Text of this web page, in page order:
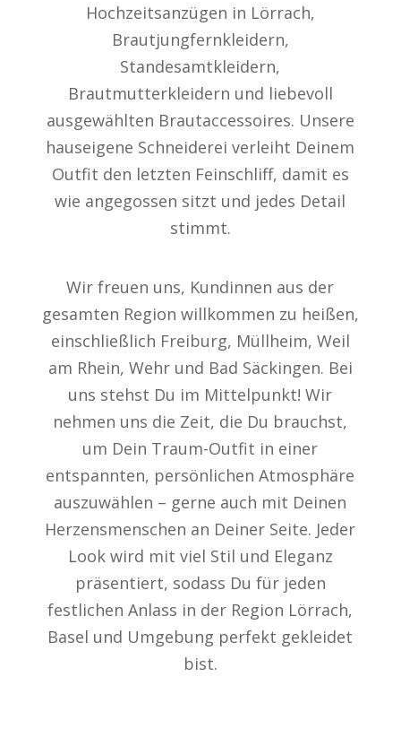
Hochzeitsanzügen in Lörrach,
Brautjungfernkleidern,
Standesamtkleidern,
Brautmutterkleidern und liebevoll
ausgewählten Brautaccessoires. Unsere
hauseigene Schneiderei verleiht Deinem
Outfit den letzten Feinschliff, damit es
wie angegossen sitzt und jedes Detail
stimmt.
Wir freuen uns, Kundinnen aus der
gesamten Region willkommen zu heißen,
einschließlich Freiburg, Müllheim, Weil
am Rhein, Wehr und Bad Säckingen. Bei
uns stehst Du im Mittelpunkt! Wir
nehmen uns die Zeit, die Du brauchst,
um Dein Traum-Outfit in einer
entspannten, persönlichen Atmosphäre
auszuwählen – gerne auch mit Deinen
Herzensmenschen an Deiner Seite. Jeder
Look wird mit viel Stil und Eleganz
präsentiert, sodass Du für jeden
festlichen Anlass in der Region Lörrach,
Basel und Umgebung perfekt gekleidet
bist.